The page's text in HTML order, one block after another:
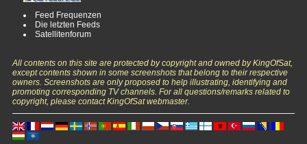
Feed Frequenzen
Die letzten Feeds
Satellitenforum
All contents on this site are protected by copyright and owned by KingOfSat,
except contents shown in some screenshots that belong to their respective
owners. Screenshots are only proposed to help illustrating, identifying and
promoting corresponding TV channels. For all questions/remarks related to
copyright, please contact KingOfSat webmaster.